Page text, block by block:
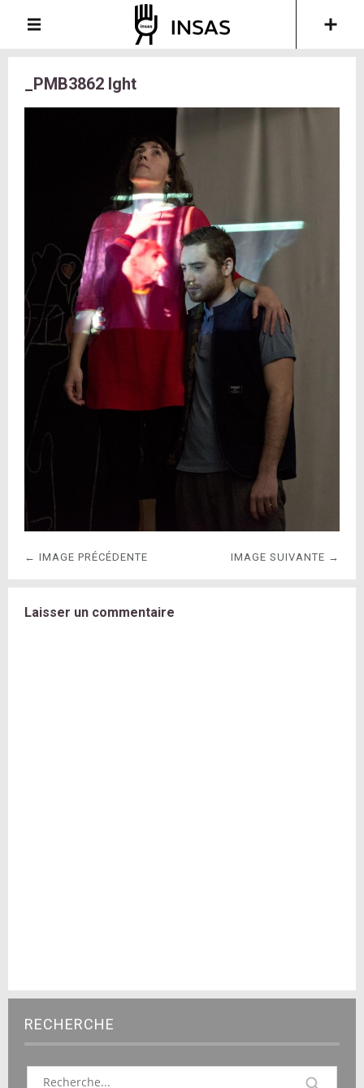
_PMB3862 lght
← IMAGE PRÉCÉDENTE IMAGE SUIVANTE →
Laisser un commentaire
RECHERCHE